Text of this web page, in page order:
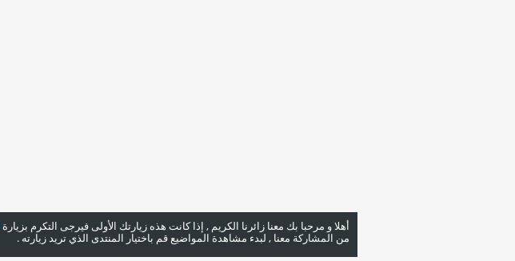
أهلا و مرحبا بك معنا زائرنا الكريم , إذا كانت هذه زيارتك الأولى فيرجى التكرم بزيارة
من المشاركة معنا , لبدء مشاهدة المواضيع قم باختيار المنتدى الذي تريد زيارته .